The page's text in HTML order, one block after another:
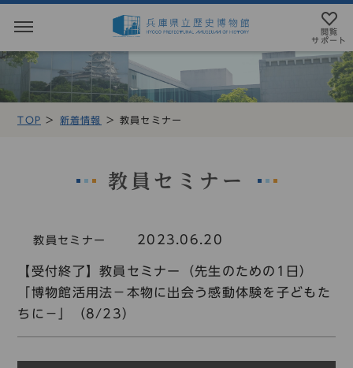
TOP 新着情報 教員セミナー
教員セミナー
教員セミナー 2023.06.20
【受付終了】教員セミナー（先生のための1日）
「博物館活用法－本物に出会う感動体験を子どもた
ちに－」（8/23）
閲覧
サポート
アクセス
展示・展覧会
もよおし
閲覧サポート
音声読み上げについて
文字サイズ設定
標準 大 特大